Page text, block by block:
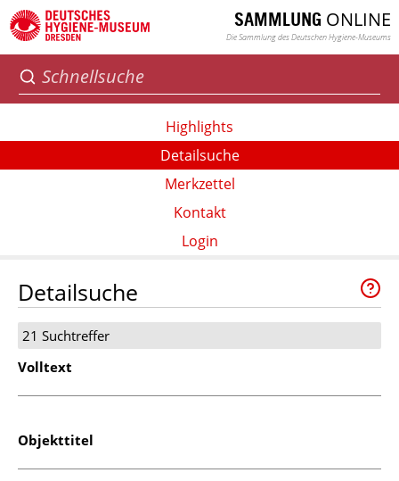
SAMMLUNG ONLINE
Die Sammlung des Deutschen Hygiene-Museums
Highlights
Detailsuche
Merkzettel
Kontakt
Login
Detailsuche
21 Suchtreffer
Volltext
Objekttitel